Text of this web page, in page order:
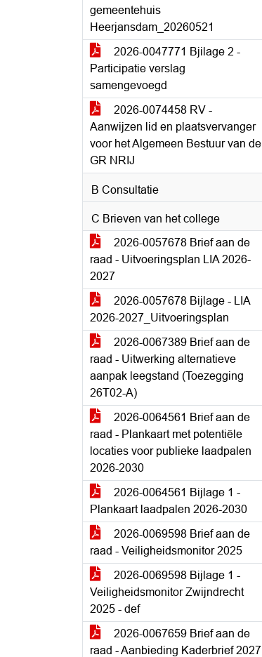
gemeentehuis
Heerjansdam_20260521
2026-0047771 Bjilage 2 -
Participatie verslag
samengevoegd
2026-0074458 RV -
Aanwijzen lid en plaatsvervanger
voor het Algemeen Bestuur van de
GR NRIJ
B Consultatie
C Brieven van het college
2026-0057678 Brief aan de
raad - Uitvoeringsplan LIA 2026-
2027
2026-0057678 Bijlage - LIA
2026-2027_Uitvoeringsplan
2026-0067389 Brief aan de
raad - Uitwerking alternatieve
aanpak leegstand (Toezegging
26T02-A)
2026-0064561 Brief aan de
raad - Plankaart met potentiële
locaties voor publieke laadpalen
2026-2030
2026-0064561 Bijlage 1 -
Plankaart laadpalen 2026-2030
2026-0069598 Brief aan de
raad - Veiligheidsmonitor 2025
2026-0069598 Bijlage 1 -
Veiligheidsmonitor Zwijndrecht
2025 - def
2026-0067659 Brief aan de
raad - Aanbieding Kaderbrief 2027